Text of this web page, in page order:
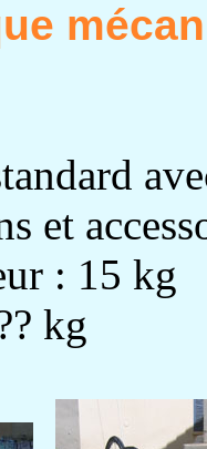
et
: 15 kg
kg